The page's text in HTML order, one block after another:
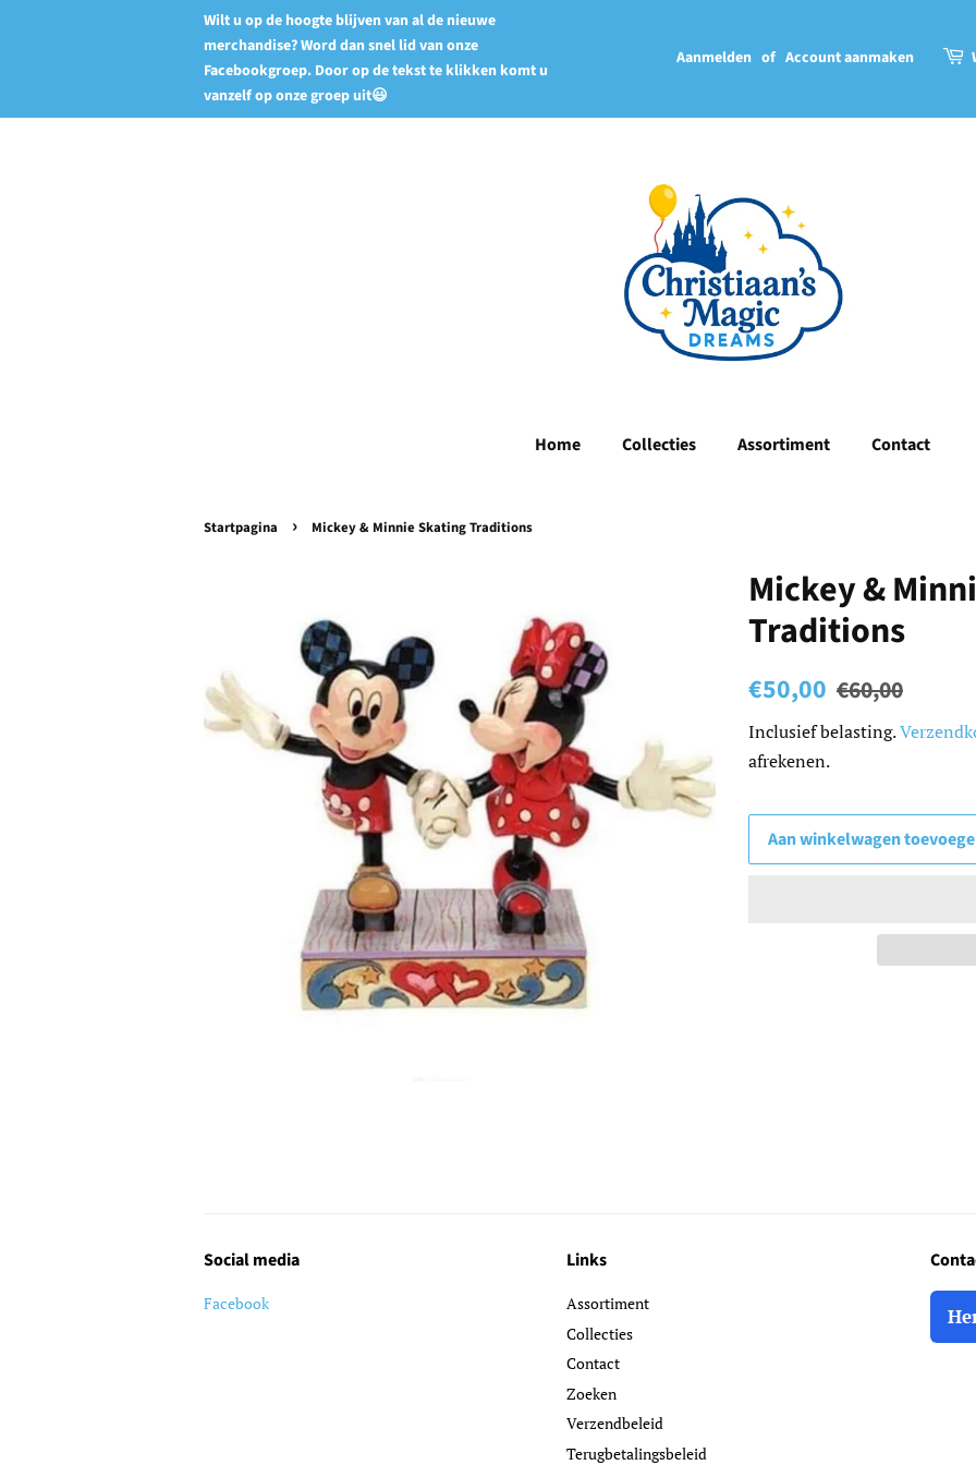
Wilt u op de hoogte blijven van al de nieuwe
merchandise? Word dan snel lid van onze
Facebookgroep. Door op de tekst te klikken komt u
vanzelf op onze groep uit😃
Aanmelden of Account aanmaken
Home Collecties Assortiment Contact
Startpagina › Mickey & Minnie Skating Traditions
Mickey &
Traditions
Normale
€50,00 Aanbiedingsprijs
€60,00
Inclusief belasting.
afrekenen.
Aan winkelwagen
Social media
Facebook
Links
Assortiment
Collecties
Contact
Zoeken
Verzendbeleid
Terugbetalingsbeleid